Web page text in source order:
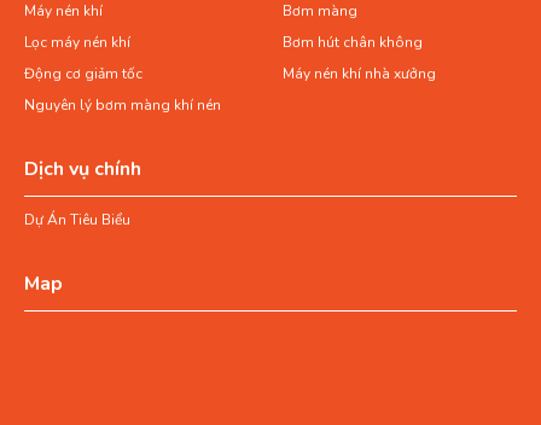
Máy nén khí
Bơm màng
Lọc máy nén khí
Bơm hút chân không
Động cơ giảm tốc
Máy nén khí nhà xưởng
Nguyên lý bơm màng khí nén
Dịch vụ chính
Dự Án Tiêu Biểu
Map